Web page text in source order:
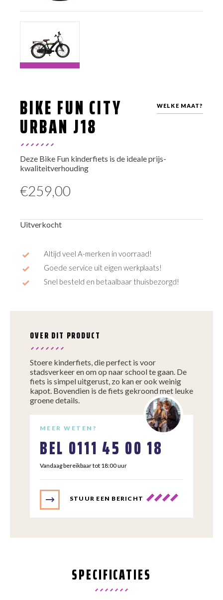
WELKE MAAT?
BIKE FUN CITY
URBAN J18
Deze Bike Fun kinderfiets is de ideale prijs-
kwaliteitverhouding
€259,00
Uitverkocht
Altijd veel A-merken in voorraad!
Goede service uit eigen werkplaats!
Snel besteld en betaalbaar thuisbezorgd!
OVER DIT PRODUCT
Stoere kinderfiets, die perfect is voor
stadsverkeer en om op naar school te gaan. De
fiets is simpel uitgerust, zo kan er ook weinig
kapot. Bovendien is de fiets gekroond met leuke
groene details.
MEER WETEN?
BEL 0111 45 00 18
Vandaag bereikbaar tot 18:00 uur
STUUR EEN BERICHT
SPECIFICATIES